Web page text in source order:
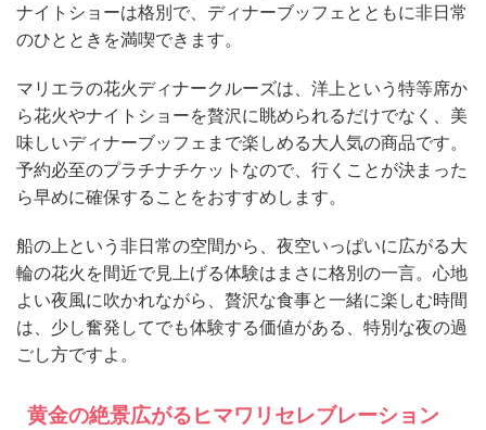
ナイトショーは格別で、ディナーブッフェとともに非日常
のひとときを満喫できます。
マリエラの花火ディナークルーズは、洋上という特等席か
ら花火やナイトショーを贅沢に眺められるだけでなく、美
味しいディナーブッフェまで楽しめる大人気の商品です。
予約必至のプラチナチケットなので、行くことが決まった
ら早めに確保することをおすすめします。
船の上という非日常の空間から、夜空いっぱいに広がる大
輪の花火を間近で見上げる体験はまさに格別の一言。心地
よい夜風に吹かれながら、贅沢な食事と一緒に楽しむ時間
は、少し奮発してでも体験する価値がある、特別な夜の過
ごし方ですよ。
黄金の絶景広がるヒマワリセレブレーション